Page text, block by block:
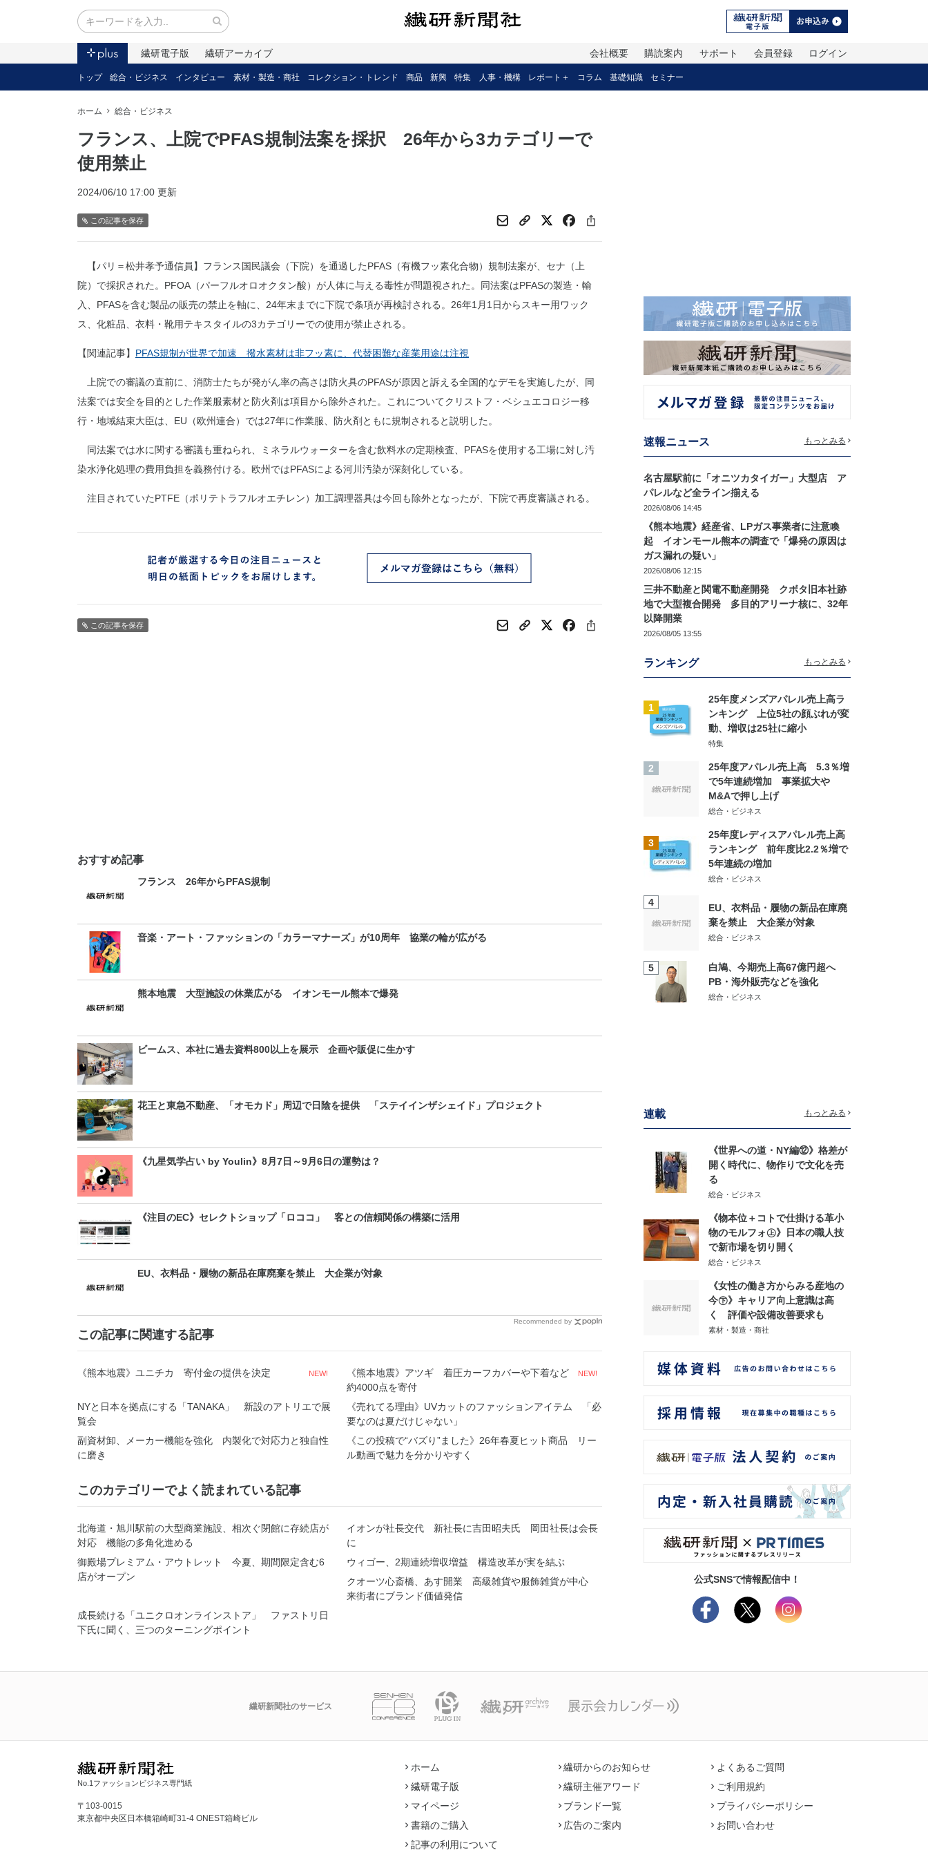
繊研電子版 繊研アーカイブ ログイン
会員登録
サポート
購読案内
会社概要
トップ 総合・ビジネス インタビュー 素材・製造・商社 コレクション・トレンド 商品 新興 特集 人事・機構 レポート＋ コラム 基礎知識 セミナー
ホーム 総合・ビジネス
フランス、上院でPFAS規制法案を採択 26年から3カテゴリーで
使用禁止
2024/06/10 17:00 更新
この記事を保存
【パリ＝松井孝予通信員】フランス国民議会（下院）を通過したPFAS（有機フッ素化合物）規制法案が、セナ（上
院）で採択された。PFOA（パーフルオロオクタン酸）が人体に与える毒性が問題視された。同法案はPFASの製造・輸
入、PFASを含む製品の販売の禁止を軸に、24年末までに下院で条項が再検討される。26年1月1日からスキー用ワック
ス、化粧品、衣料・靴用テキスタイルの3カテゴリーでの使用が禁止される。
【関連記事】 PFAS規制が世界で加速 撥水素材は非フッ素に、代替困難な産業用途は注視
上院での審議の直前に、消防士たちが発がん率の高さは防火具のPFASが原因と訴える全国的なデモを実施したが、同
法案では安全を目的とした作業服素材と防火剤は項目から除外された。これについてクリストフ・ベシュエコロジー移
行・地域結束大臣は、EU（欧州連合）では27年に作業服、防火剤ともに規制されると説明した。
同法案では水に関する審議も重ねられ、ミネラルウォーターを含む飲料水の定期検査、PFASを使用する工場に対し汚
染水浄化処理の費用負担を義務付ける。欧州ではPFASによる河川汚染が深刻化している。
注目されていたPTFE（ポリテトラフルオエチレン）加工調理器具は今回も除外となったが、下院で再度審議される。
この記事を保存
おすすめ記事
フランス 26年からPFAS規制
音楽・アート・ファッションの「カラーマナーズ」が10周年 協業の輪が広がる
熊本地震 大型施設の休業広がる イオンモール熊本で爆発
ビームス、本社に過去資料800以上を展示 企画や販促に生かす
花王と東急不動産、「オモカド」周辺で日陰を提供 「ステイインザシェイド」プロジェクト
《九星気学占い by Youlin》8月7日～9月6日の運勢は？
《注目のEC》セレクトショップ「ロココ」 客との信頼関係の構築に活用
EU、衣料品・履物の新品在庫廃棄を禁止 大企業が対象
Recommended by
この記事に関連する記事
《熊本地震》ユニチカ 寄付金の提供を決定 NEW!
《熊本地震》アツギ 着圧カーフカバーや下着など
約4000点を寄付
NEW!
NYと日本を拠点にする「TANAKA」 新設のアトリエで展
覧会
《売れてる理由》UVカットのファッションアイテム 「必
要なのは夏だけじゃない」
副資材卸、メーカー機能を強化 内製化で対応力と独自性
に磨き
《この投稿で“バズり”ました》26年春夏ヒット商品 リー
ル動画で魅力を分かりやすく
このカテゴリーでよく読まれている記事
北海道・旭川駅前の大型商業施設、相次ぐ閉館に存続店が
対応 機能の多角化進める
イオンが社長交代 新社長に吉田昭夫氏 岡田社長は会長
に
御殿場プレミアム・アウトレット 今夏、期間限定含む6
店がオープン
ウィゴー、2期連続増収増益 構造改革が実を結ぶ
クオーツ心斎橋、あす開業 高級雑貨や服飾雑貨が中心
来街者にブランド価値発信
成長続ける「ユニクロオンラインストア」 ファストリ日
下氏に聞く、三つのターニングポイント
速報ニュース もっとみる
名古屋駅前に「オニツカタイガー」大型店 ア
パレルなど全ライン揃える
2026/08/06 14:45
《熊本地震》経産省、LPガス事業者に注意喚
起 イオンモール熊本の調査で「爆発の原因は
ガス漏れの疑い」
2026/08/06 12:15
三井不動産と関電不動産開発 クボタ旧本社跡
地で大型複合開発 多目的アリーナ核に、32年
以降開業
2026/08/05 13:55
ランキング もっとみる
1
25年度メンズアパレル売上高ラ
ンキング 上位5社の顔ぶれが変
動、増収は25社に縮小
特集
2
25年度アパレル売上高 5.3％増
で5年連続増加 事業拡大や
M&Aで押し上げ
総合・ビジネス
3
25年度レディスアパレル売上高
ランキング 前年度比2.2％増で
5年連続の増加
総合・ビジネス
4
EU、衣料品・履物の新品在庫廃
棄を禁止 大企業が対象
総合・ビジネス
5
白鳩、今期売上高67億円超へ
PB・海外販売などを強化
総合・ビジネス
連載 もっとみる
《世界への道・NY編⑫》格差が
開く時代に、物作りで文化を売
る
総合・ビジネス
《物本位＋コトで仕掛ける革小
物のモルフォ㊤》日本の職人技
で新市場を切り開く
総合・ビジネス
《女性の働き方からみる産地の
今㊦》キャリア向上意識は高
く 評価や設備改善要求も
素材・製造・商社
公式SNSで情報配信中！
繊研新聞社のサービス
No.1ファッションビジネス専門紙
〒103-0015
東京都中央区日本橋箱崎町31-4 ONEST箱崎ビル
ホーム
繊研電子版
マイページ
書籍のご購入
記事の利用について
繊研からのお知らせ
繊研主催アワード
ブランド一覧
広告のご案内
よくあるご質問
ご利用規約
プライバシーポリシー
お問い合わせ